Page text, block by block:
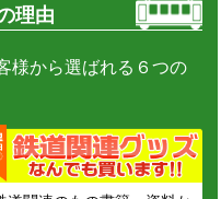
理由
様から選ばれる６つの